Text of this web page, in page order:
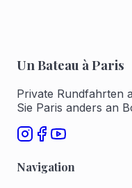
Un Bateau à Paris
Private Rundfahrten
Sie Paris anders an
Navigation